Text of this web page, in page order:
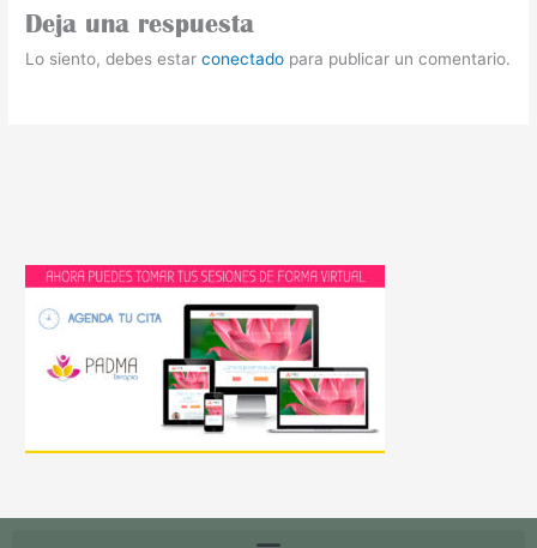
Deja una respuesta
Lo siento, debes estarconectado para publicar un comentario.